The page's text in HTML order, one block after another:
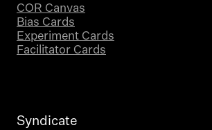
COR Canvas
Bias Cards
Experiment Cards
Facilitator Cards
Syndicate